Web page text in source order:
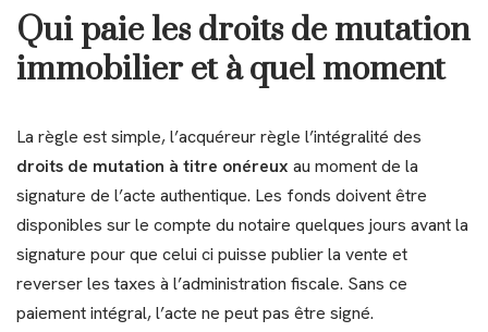
Qui paie les droits de mutation
immobilier et à quel moment
La règle est simple, l’acquéreur règle l’intégralité des
droits de mutation à titre onéreux au moment de la
signature de l’acte authentique. Les fonds doivent être
disponibles sur le compte du notaire quelques jours avant la
signature pour que celui ci puisse publier la vente et
reverser les taxes à l’administration fiscale. Sans ce
paiement intégral, l’acte ne peut pas être signé.